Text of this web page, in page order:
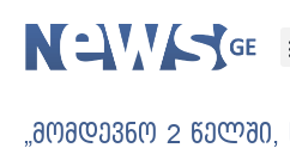
„მომდევნო 2